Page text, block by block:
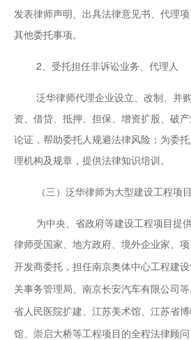
发表律师声明、出具法律意见书、代理
其他委托事项。
2、受托担任非诉讼业务、代理人
泛华律师代理企业设立、改制、并
资、借贷、抵押、担保、增资扩股、破
论证，帮助委托人规避法律风险；为委
理机构及规章，提供法律知识培训。
（三）泛华律师为大型建设工程项
为中央、省政府等建设工程项目提
律师受国家、地方政府、境外企业家、项
开发商委托，担任南京奥体中心工程建
关事务管理局、南京长安汽车有限公司
省人民医院扩建、江苏美术馆、江苏省
馆、崇启大桥等工程项目的全程法律顾